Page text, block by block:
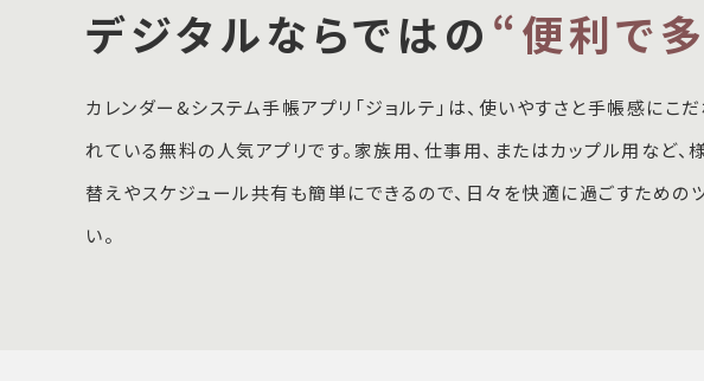
デジタルならではの“便利で
カレンダー&システム手帳アプリ「ジョルテ」は、使いやすさと手帳感にこ
れている無料の人気アプリです。家族用、仕事用、またはカップル用など
替えやスケジュール共有も簡単にできるので、日々を快適に過ごすための
い。